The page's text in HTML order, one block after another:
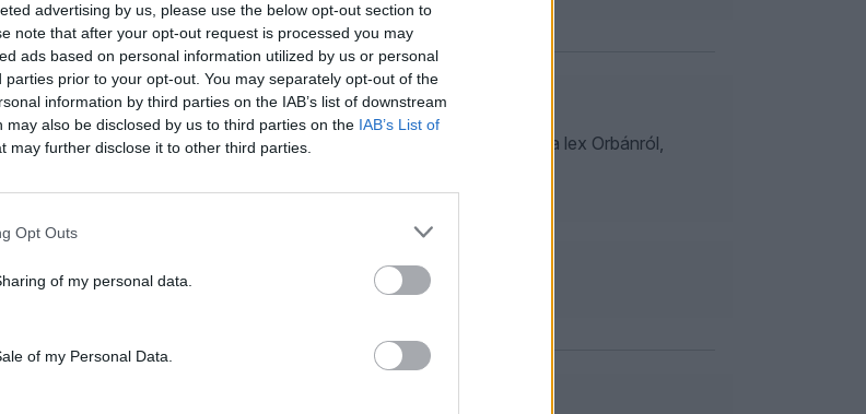
advertising by us, please use the below opt-out section to
note that after your opt-out request is processed you may
ads based on personal information utilized by us or personal
parties prior to your opt-out. You may separately opt-out of the
information by third parties on the IAB’s list of downstream
may also be disclosed by us to third parties on the IAB’s List of
may further disclose it to other third parties.
Opt Outs
of my personal data.
of my Personal Data.
Orbán Viktor fejét”
adásában többek közt Orbán Viktor kongresszusi beszédéről, a lex Orbánról,
Sőt, még Gyurcsány Ferenc is szóba kerül.
munkatársaival